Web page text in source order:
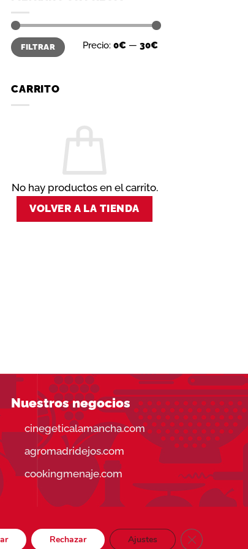
Precio
mínimo
Precio
máximo
FILTRAR Precio: 0€ — 30€
CARRITO
No hay productos en el carrito.
VOLVER A LA TIENDA
Nuestros negocios
cinegeticalamancha.com
agromadridejos.com
cookingmenaje.com
Visa PayPal Stripe MasterCard
Rechazar Ajustes CERRAR EL